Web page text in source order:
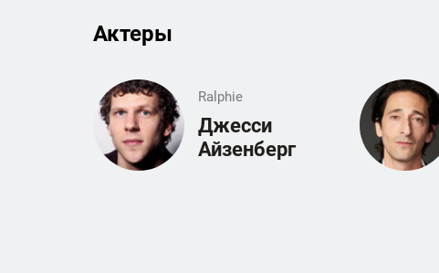
Актеры
Ralphie
Джесси
Айзенберг